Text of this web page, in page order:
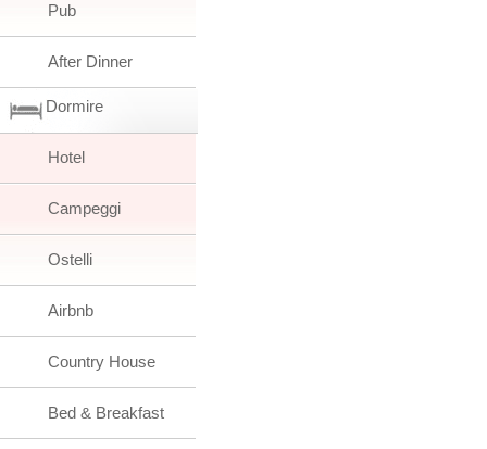
Pub
After Dinner
Dormire
Hotel
Campeggi
Ostelli
Airbnb
Country House
Bed & Breakfast